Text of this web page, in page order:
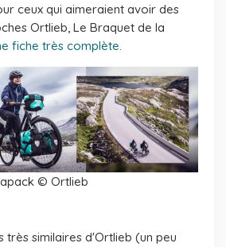
ceux qui aimeraient avoir des
Ortlieb, Le Braquet de la
fiche très complète.
© Ortlieb
très similaires d'Ortlieb (un peu